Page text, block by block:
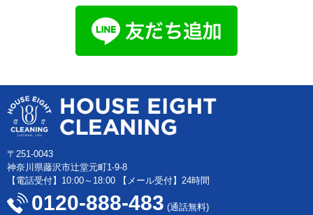
〒251-0043
神奈川県藤沢市辻堂元町1-9-8
【電話受付】10:00～18:00 【メール受付】24時間
0120-888-483 (通話無料)